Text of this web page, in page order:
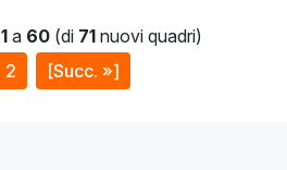
1 a 60 (di 71 nuovi quadri)
2 [Succ. »]